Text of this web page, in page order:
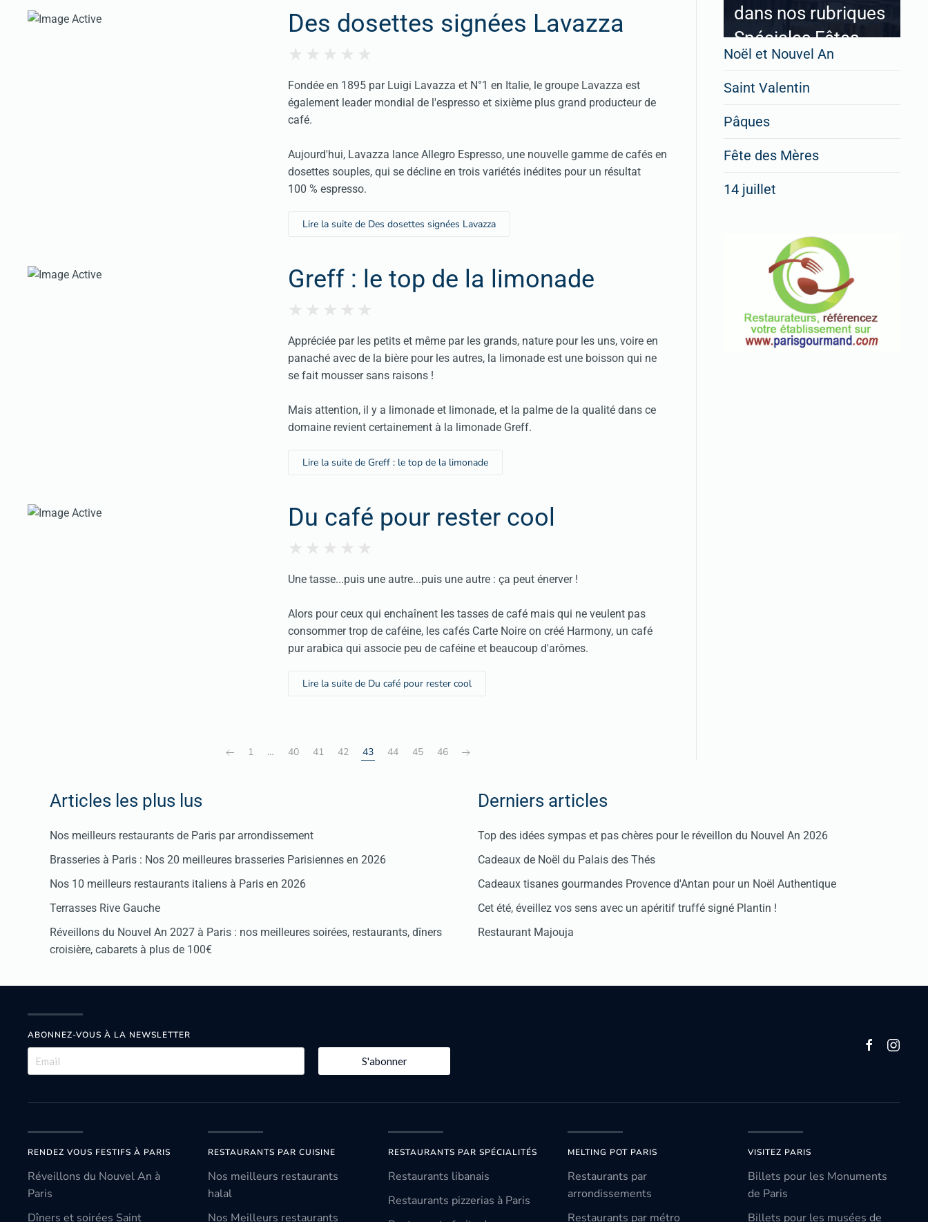
Des dosettes signées Lavazza
Fondée en 1895 par Luigi Lavazza et N°1 en Italie, le groupe Lavazza est
également leader mondial de l'espresso et sixième plus grand producteur de
café.
Aujourd'hui, Lavazza lance Allegro Espresso, une nouvelle gamme de cafés en
dosettes souples, qui se décline en trois variétés inédites pour un résultat
100 % espresso.
Lire la suite de Des dosettes signées Lavazza
Greff : le top de la limonade
Appréciée par les petits et même par les grands, nature pour les uns, voire en
panaché avec de la bière pour les autres, la limonade est une boisson qui ne
se fait mousser sans raisons !
Mais attention, il y a limonade et limonade, et la palme de la qualité dans ce
domaine revient certainement à la limonade Greff.
Lire la suite de Greff : le top de la limonade
Du café pour rester cool
Une tasse...puis une autre...puis une autre : ça peut énerver !
Alors pour ceux qui enchaînent les tasses de café mais qui ne veulent pas
consommer trop de caféine, les cafés Carte Noire on créé Harmony, un café
pur arabica qui associe peu de caféine et beaucoup d'arômes.
Lire la suite de Du café pour rester cool
1 … 40 41 42 43 44 45 46
dans nos rubriques
Spéciales Fêtes
Cliquez ici
Noël et Nouvel An
Saint Valentin
Pâques
Fête des Mères
14 juillet
Articles les plus lus
Nos meilleurs restaurants de Paris par arrondissement
Brasseries à Paris : Nos 20 meilleures brasseries Parisiennes en 2026
Nos 10 meilleurs restaurants italiens à Paris en 2026
Terrasses Rive Gauche
Réveillons du Nouvel An 2027 à Paris : nos meilleures soirées, restaurants, dîners
croisière, cabarets à plus de 100€
Derniers articles
Top des idées sympas et pas chères pour le réveillon du Nouvel An 2026
Cadeaux de Noël du Palais des Thés
Cadeaux tisanes gourmandes Provence d'Antan pour un Noël Authentique
Cet été, éveillez vos sens avec un apéritif truffé signé Plantin !
Restaurant Majouja
ABONNEZ-VOUS À LA NEWSLETTER
S'abonner
RENDEZ VOUS FESTIFS À PARIS
Réveillons du Nouvel An à
Paris
Dîners et soirées Saint
RESTAURANTS PAR CUISINE
Nos meilleurs restaurants
halal
Nos Meilleurs restaurants
RESTAURANTS PAR SPÉCIALITÉS
Restaurants libanais
Restaurants pizzerias à Paris
MELTING POT PARIS
Restaurants par
arrondissements
Restaurants par métro
VISITEZ PARIS
Billets pour les Monuments
de Paris
Billets pour les musées de